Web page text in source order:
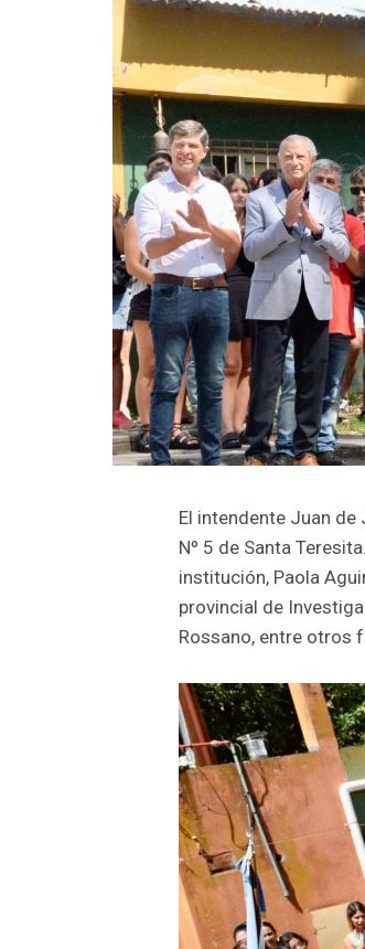
El intendente Juan
Nº 5 de Santa
institución, Paola
provincial de
Rossano, entre otros